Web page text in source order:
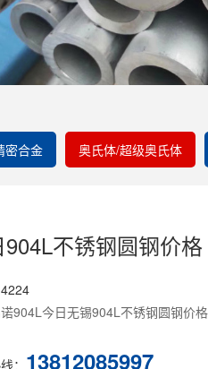
密合金 奥氏体/超级奥氏体
904L不锈钢圆钢价格
904L今日无锡904L不锈钢圆钢价
： 13812085997